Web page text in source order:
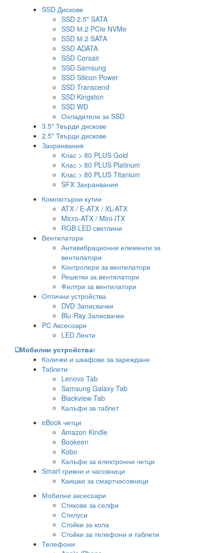
SSD Дискове
SSD 2.5" SATA
SSD М.2 PCIe NVMe
SSD М.2 SATA
SSD ADATA
SSD Corsair
SSD Samsung
SSD Silicon Power
SSD Transcend
SSD Kingston
SSD WD
Охладители за SSD
3.5" Твърди дискове
2.5" Твърди дискове
Захранвания
Клас > 80 PLUS Gold
Клас > 80 PLUS Platinum
Клас > 80 PLUS Titanium
SFX Захранвания
Компютърни кутии
ATX / E-ATX / XL-ATX
Micro-ATX / Mini-ITX
RGB LED светлини
Вентилатори
Антивибрационни елементи за
вентилатори
Контролери за вентилатори
Решетки за вентилатори
Филтри за вентилатори
Оптични устройства
DVD Записвачки
Blu-Ray Записвачки
PC Аксесоари
LED Ленти
Мобилни устройства
Колички и шкафове за зареждане
Таблети
Lenovo Tab
Samsung Galaxy Tab
Blackview Tab
Калъфи за таблет
eBook четци
Amazon Kindle
Bookeen
Kobo
Калъфи за електронни четци
Smart гривни и часовници
Каишки за смартчасовници
Мобилни аксесоари
Стикове за селфи
Стилуси
Стойки за кола
Стойки за телефони и таблети
Телефони